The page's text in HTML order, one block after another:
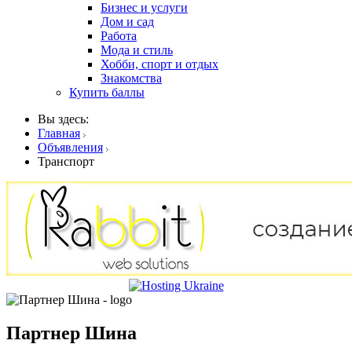
Бизнес и услуги
Дом и сад
Работа
Мода и стиль
Хобби, спорт и отдых
Знакомства
Купить баллы
Вы здесь:
Главная
Объявления
Транспорт
Партнер Шина